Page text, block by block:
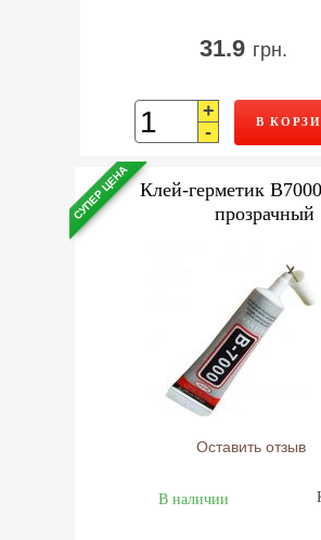
31.9 грн.
+
-
В
Клей-герметик
прозрачный
СУПЕР ЦЕНА
Оставить отзыв
В наличии